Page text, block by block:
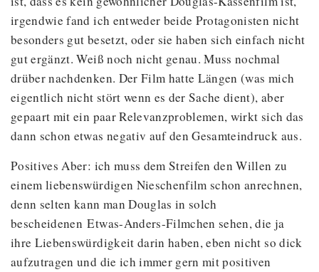
irgendwie fand ich entweder beide Protagonisten nicht
besonders gut besetzt, oder sie haben sich einfach nicht
gut ergänzt. Weiß noch nicht genau. Muss nochmal
drüber nachdenken. Der Film hatte Längen (was mich
eigentlich nicht stört wenn es der Sache dient), aber
gepaart mit ein paar Relevanzproblemen, wirkt sich das
dann schon etwas negativ auf den Gesamteindruck aus.
Positives Aber: ich muss dem Streifen den Willen zu
einem liebenswürdigen Nieschenfilm schon anrechnen,
denn selten kann man Douglas in solch
bescheidenen Etwas-Anders-Filmchen sehen, die ja
ihre Liebenswürdigkeit darin haben, eben nicht so dick
aufzutragen und die ich immer gern mit positiven